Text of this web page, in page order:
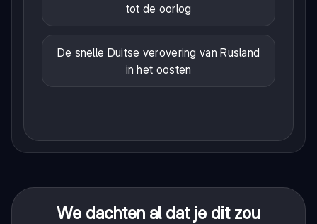
tot de oorlog
De snelle Duitse verovering van Rusland
in het oosten
We dachten al dat je dit zou